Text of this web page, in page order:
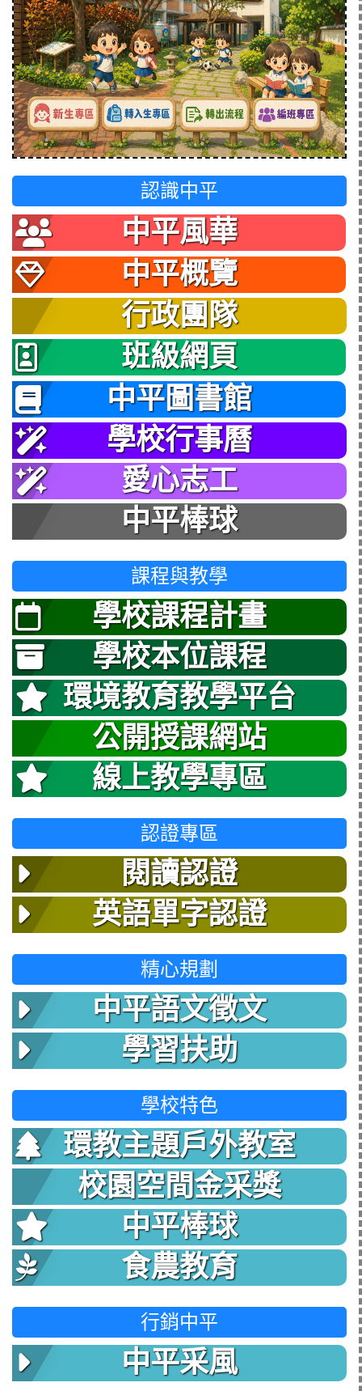
認識中平
中平風華
中平概覽
行政團隊
班級網頁
中平圖書館
學校行事曆
愛心志工
中平棒球
課程與教學
學校課程計畫
學校本位課程
環境教育教學平台
公開授課網站
線上教學專區
認證專區
閱讀認證
英語單字認證
精心規劃
中平語文徵文
學習扶助
學校特色
環教主題戶外教室
校園空間金采獎
中平棒球
食農教育
行銷中平
中平采風